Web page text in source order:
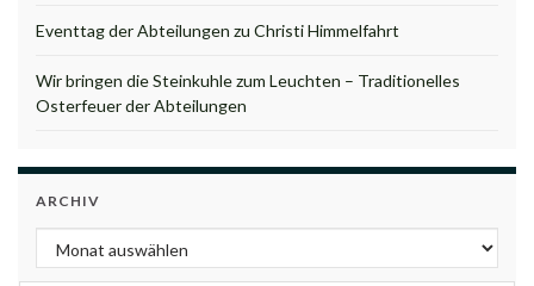
Eventtag der Abteilungen zu Christi Himmelfahrt
Wir bringen die Steinkuhle zum Leuchten – Traditionelles
Osterfeuer der Abteilungen
ARCHIV
Archiv